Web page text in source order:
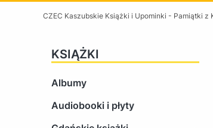
CZEC Kaszubskie Książki i Upominki - Pamiątki z
KSIĄŻKI
Albumy
Audiobooki i płyty